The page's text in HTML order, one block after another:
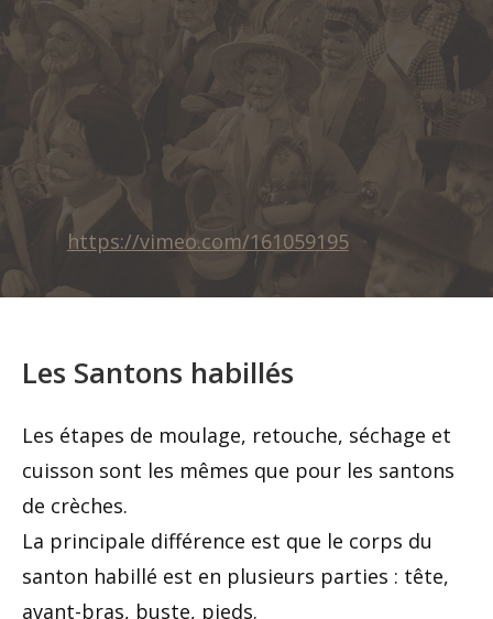
https://vimeo.com/161059195
Les Santons habillés
Les étapes de moulage, retouche, séchage et
cuisson sont les mêmes que pour les santons
de crèches.
La principale différence est que le corps du
santon habillé est en plusieurs parties : tête,
avant-bras, buste, pieds.